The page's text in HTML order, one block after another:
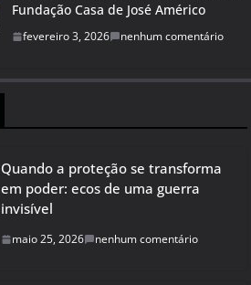
Fundação Casa de José Américo
fevereiro 3, 2026 nenhum comentário
Quando a proteção se transforma
em poder: ecos de uma guerra
invisível
maio 25, 2026 nenhum comentário